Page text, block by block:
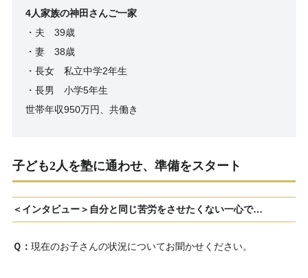
4人家族の神田さんご一家
・夫 39歳
・妻 38歳
・長女 私立中学2年生
・長男 小学5年生
世帯年収950万円、共働き
子ども2人を塾に通わせ、準備をスタート
＜インタビュー＞自分と同じ苦労をさせたくない一心で…
Ｑ： 現在のお子さんの状況についてお聞かせください。